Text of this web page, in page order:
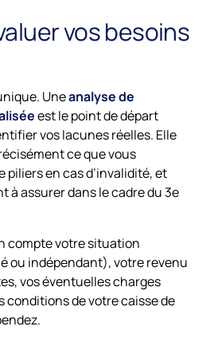
vos besoins
Uneanalyse de
est le point de départ
vos lacunes réelles. Elle
ce que vous
piliers en cas d’invalidité, et
à assurer dans le cadre du 3e
compte votre situation
ou indépendant), votre revenu
vos éventuelles charges
conditions de votre caisse de